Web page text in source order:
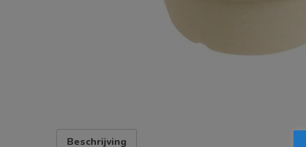
Beschrijving